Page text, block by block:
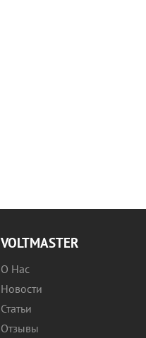
VOLTMASTER
О Нас
Новости
Статьи
Отзывы